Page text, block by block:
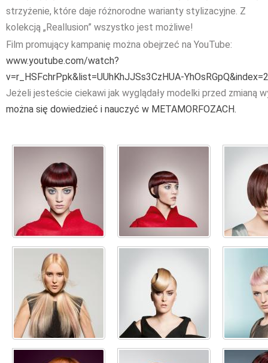
strzyżenie, które daje różnorodne warianty stylizacyjne. Z
kolekcją „Reallusion” wszystko jest możliwe!
Film promujący kampanię można obejrzeć na YouTube:
www.youtube.com/watch?
v=r_HSFchrPpk&list=UUhKhJJSs3CzHUA-YhOsRGpQ&index=2
Jeżeli jesteście ciekawi jak wyglądały modelki przed zmianą
można się dowiedzieć i nauczyć w METAMORFOZACH.